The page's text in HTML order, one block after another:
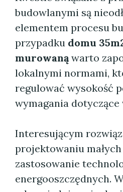
budowlanymi są
elementem procesu
przypadku domu
murowanąwarto
lokalnymi normami,
regulować wysokość
wymagania
Interesującym
projektowaniu
zastosowanie
energooszczędnych.